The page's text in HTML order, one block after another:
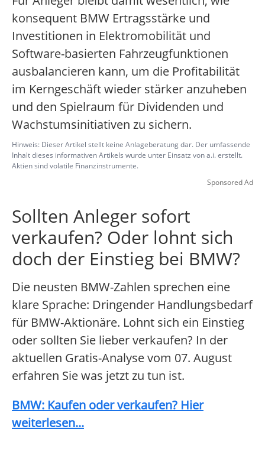
konsequent BMW Ertragsstärke und
Investitionen in Elektromobilität und
Software-basierten Fahrzeugfunktionen
ausbalancieren kann, um die Profitabilität
im Kerngeschäft wieder stärker anzuheben
und den Spielraum für Dividenden und
Wachstumsinitiativen zu sichern.
Hinweis: Dieser Artikel stellt keine Anlageberatung dar. Der umfassende
Inhalt dieses informativen Artikels wurde unter Einsatz von a.i. erstellt.
Aktien sind volatile Finanzinstrumente.
Sponsored Ad
Sollten Anleger sofort
verkaufen? Oder lohnt sich
doch der Einstieg bei BMW?
Die neusten BMW-Zahlen sprechen eine
klare Sprache: Dringender Handlungsbedarf
für BMW-Aktionäre. Lohnt sich ein Einstieg
oder sollten Sie lieber verkaufen? In der
aktuellen Gratis-Analyse vom 07. August
erfahren Sie was jetzt zu tun ist.
BMW: Kaufen oder verkaufen? Hier
weiterlesen...